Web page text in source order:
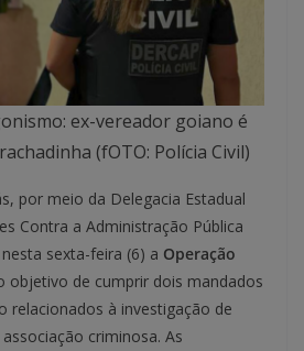
ex-vereador goiano é
(fOTO: Polícia Civil)
por meio da Delegacia Estadual
Contra a Administração Pública
sexta-feira (6) a Operação
objetivo de cumprir dois mandados
relacionados à investigação de
criminosa. As